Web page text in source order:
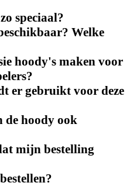
speciaal?
Welke
hoody's maken voor
er gebruikt voor deze
de hoody ook
mijn bestelling